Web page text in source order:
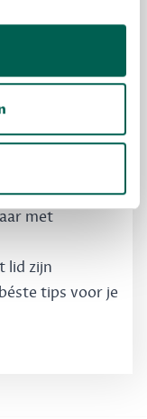
die je
met
lid zijn
tips voor je